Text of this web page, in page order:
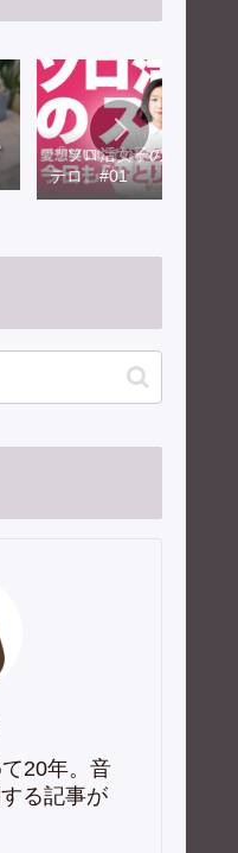
「ソロ活女子のススメ」
テロ。#01
20年。音
る記事が